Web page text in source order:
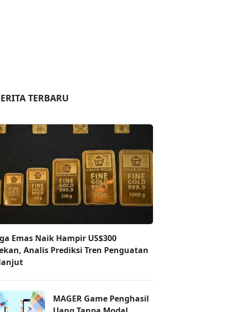
TERBARU
Emas Naik Hampir US$300
Analis Prediksi Tren Penguatan
MAGER Game Penghasil